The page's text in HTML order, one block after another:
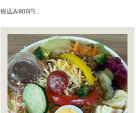
税込み900円…